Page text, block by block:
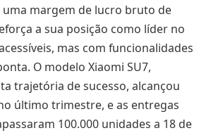
margem de lucro bruto de
a sua posição como líder no
mas com funcionalidades
O modelo Xiaomi SU7,
trajetória de sucesso, alcançou
último trimestre, e as entregas
100.000 unidades a 18 de